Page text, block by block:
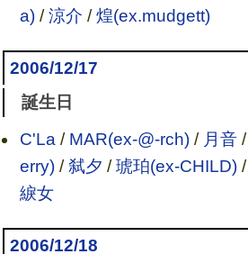
a)/涼介 /煌(ex.mudgett)
2006/12/17
誕生日
C'La / MAR(ex-@-rch)/ 月音/
erry)/弑夕 /琥珀(ex-CHILD)/
綟女
2006/12/18